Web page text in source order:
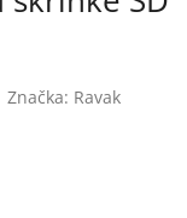
Značka: Ravak